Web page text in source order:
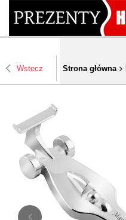
Wstecz Strona główna